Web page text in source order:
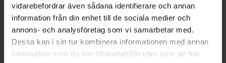
vidarebefordrar även sådana identifierare och annan
information från din enhet till de sociala medier och
annons- och analysföretag som vi samarbetar med.
Dessa kan i sin tur kombinera informationen med annan
information som du har tillhandahållit eller som de har
Innehåller zinkoxid och ger ett bredspektrigt
skydd mot UVA- och UVB-strålar samt
miljöpåfrestningar.
EAN:04752223000508